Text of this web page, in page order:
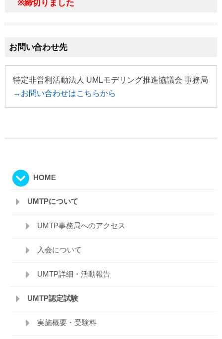
※締切りました
お問い合わせ先
特定非営利活動法人 UMLモデリング推進協議会 事務局
→お問い合わせはこちらから
HOME
UMTPについて
UMTP事務局へのアクセス
入会について
UMTP詳細・活動報告
UMTP認定試験
実施概要・受験料